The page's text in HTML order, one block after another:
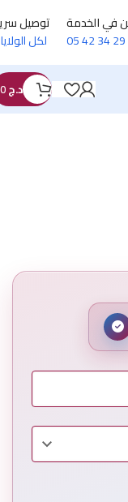
توصيل
لكل
د.ج